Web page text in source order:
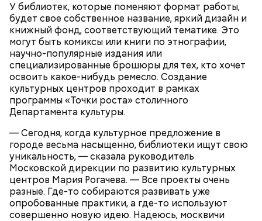
У библиотек, которые поменяют формат работы,
будет свое собственное название, яркий дизайн и
книжный фонд, соответствующий тематике. Это
могут быть комиксы или книги по этнографии,
научно-популярные издания или
специализированные брошюры для тех, кто хочет
освоить какое-нибудь ремесло. Создание
культурных центров проходит в рамках
программы «Точки роста» столичного
Департамента культуры.
— Сегодня, когда культурное предложение в
городе весьма насыщенно, библиотеки ищут свою
уникальность, — сказала руководитель
Московской дирекции по развитию культурных
центров Мария Рогачева. — Все проекты очень
разные. Где-то собираются развивать уже
опробованные практики, а где-то используют
совершенно новую идею. Надеюсь, москвичи
северо-западе столицы на базе библиотеки № 227
откроется культурная площадка «Графические
истории». По идее, она станет местом притяжения
любителей комиксов и графических романов.
Помещение оформят в стиле ретрофутуризма и
поп-арта. Обновленную читальню украсит
репродукция картины Энди Уорхола «Супермен».
Здесь же появится зона, где меломаны смогут
послушать виниловые пластинки. В собрании
библиотеки есть записи, сделанные в 1940-х годах.
На северо-западе преобразится библиотека №
249. Она станет площадкой науки и развития
высоких технологий. А на северо-востоке
откроется Библиотека ремесел. Посетители,
устроившись на уютных диванах, смогут
полистать журналы о моде или почитать
любопытные книги о гончарном деле.
Синоптики рассказали, когда в Москве
прекратится снегопад
Доплату можно произвести как из собственных,
так и из кредитных средств. Помимо того, можно